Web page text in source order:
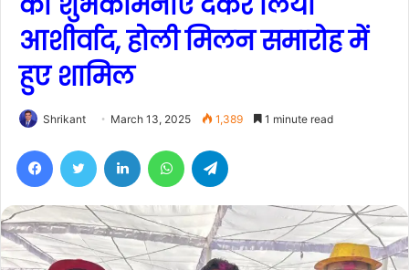
आशीर्वाद, होली मिलन समारोह में
हुए शामिल
Shrikant March 13, 2025 1,389 1 minute read